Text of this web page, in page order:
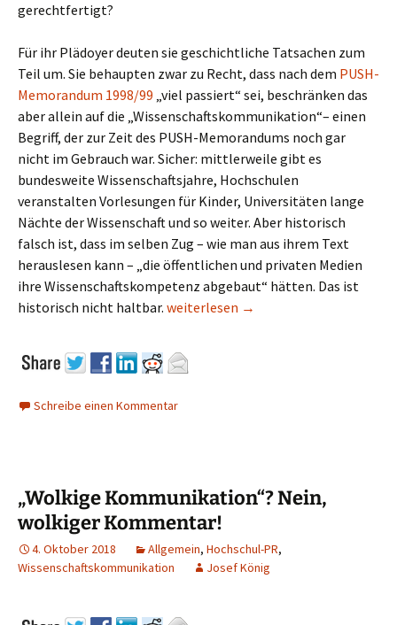
gerechtfertigt?
Für ihr Plädoyer deuten sie geschichtliche Tatsachen zum
Teil um. Sie behaupten zwar zu Recht, dass nach dem PUSH-
Memorandum 1998/99 „viel passiert“ sei, beschränken das
aber allein auf die „Wissenschaftskommunikation“– einen
Begriff, der zur Zeit des PUSH-Memorandums noch gar
nicht im Gebrauch war. Sicher: mittlerweile gibt es
bundesweite Wissenschaftsjahre, Hochschulen
veranstalten Vorlesungen für Kinder, Universitäten lange
Nächte der Wissenschaft und so weiter. Aber historisch
falsch ist, dass im selben Zug – wie man aus ihrem Text
herauslesen kann – „die öffentlichen und privaten Medien
ihre Wissenschaftskompetenz abgebaut“ hätten. Das ist
historisch nicht haltbar. Wissenschaft ist für jeden zugänglich
weiterlesen →
Schreibe einen Kommentar
„Wolkige Kommunikation“? Nein,
wolkiger Kommentar!
4. Oktober 2018 Allgemein, Hochschul-PR,
Wissenschaftskommunikation
Josef König